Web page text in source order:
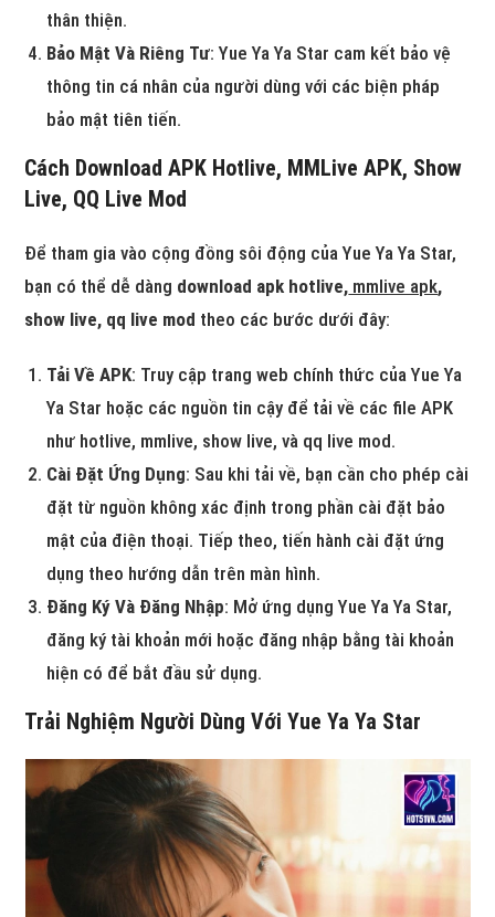
thân thiện.
Bảo Mật Và Riêng Tư: Yue Ya Ya Star cam kết bảo vệ
thông tin cá nhân của người dùng với các biện pháp
bảo mật tiên tiến.
Cách Download APK Hotlive, MMLive APK, Show
Live, QQ Live Mod
Để tham gia vào cộng đồng sôi động của Yue Ya Ya Star,
bạn có thể dễ dàng download apk hotlive, mmlive apk,
show live, qq live mod theo các bước dưới đây:
Tải Về APK: Truy cập trang web chính thức của Yue Ya
Ya Star hoặc các nguồn tin cậy để tải về các file APK
như hotlive, mmlive, show live, và qq live mod.
Cài Đặt Ứng Dụng: Sau khi tải về, bạn cần cho phép cài
đặt từ nguồn không xác định trong phần cài đặt bảo
mật của điện thoại. Tiếp theo, tiến hành cài đặt ứng
dụng theo hướng dẫn trên màn hình.
Đăng Ký Và Đăng Nhập: Mở ứng dụng Yue Ya Ya Star,
đăng ký tài khoản mới hoặc đăng nhập bằng tài khoản
hiện có để bắt đầu sử dụng.
Trải Nghiệm Người Dùng Với Yue Ya Ya Star